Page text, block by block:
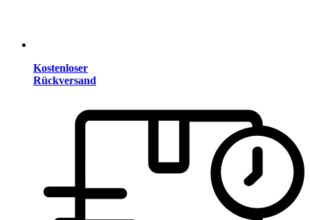
Kostenloser
Rückversand